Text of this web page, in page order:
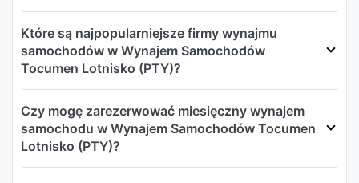
Które są najpopularniejsze firmy wynajmu
samochodów w Wynajem Samochodów
Tocumen Lotnisko (PTY)?
Czy mogę zarezerwować miesięczny wynajem
samochodu w Wynajem Samochodów Tocumen
Lotnisko (PTY)?